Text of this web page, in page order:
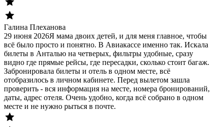
Галина Плеханова
29 июня 2026Я мама двоих детей, и для меня главное, чтобы
всё было просто и понятно. В Авиакассе именно так. Искала
билеты в Анталью на четверых, фильтры удобные, сразу
видно где прямые рейсы, где пересадки, сколько стоит багаж.
Забронировала билеты и отель в одном месте, всё
отобразилось в личном кабинете. Перед вылетом зашла
проверить - вся информация на месте, номера бронирований,
даты, адрес отеля. Очень удобно, когда всё собрано в одном
месте и не нужно рыться в почте.